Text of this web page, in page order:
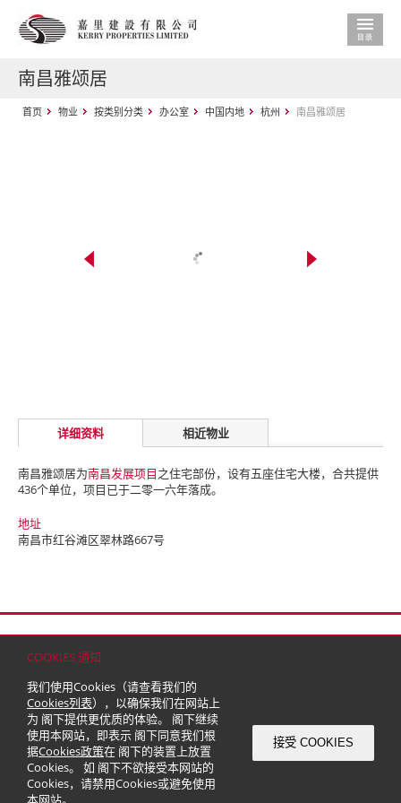
COOKIES 通知
我们使用Cookies（请查看我们的
Cookies列表），以确保我们在网站上
为 阁下提供更优质的体验。 阁下继续
使用本网站，即表示 阁下同意我们根
据Cookies政策在 阁下的装置上放置
Cookies。 如 阁下不欲接受本网站的
Cookies，请禁用Cookies或避免使用
本网站。
接受 COOKIES
南昌雅颂居
首页 物业 按类别分类 办公室 中国内地 杭州 南昌雅颂居
详细资料 相近物业
南昌雅颂居为南昌发展项目之住宅部份，设有五座住宅大楼，合共提供
436个单位，项目已于二零一六年落成。
地址
南昌市红谷滩区翠林路667号
© 2026 嘉里建设有限公司 (于百慕达注册成立之有限公司)